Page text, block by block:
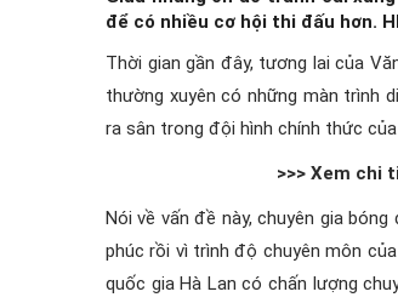
để có nhiều cơ hội thi đấu hơn.
Thời gian gần đây, tương lai của
thường xuyên có những màn trình
ra sân trong đội hình chính thức
>>> Xem chi
Nói về vấn đề này, chuyên gia
phúc rồi vì trình độ chuyên môn
quốc gia Hà Lan có chấn lượng